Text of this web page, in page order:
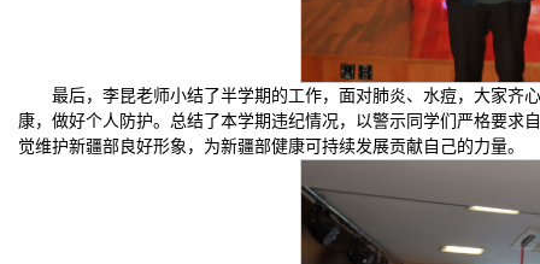
最后，李昆老师小结了半学期的工作，面对肺炎、水痘，大家齐
康，做好个人防护。总结了本学期违纪情况，以警示同学们严格要
觉维护新疆部良好形象，为新疆部健康可持续发展贡献自己的力量。